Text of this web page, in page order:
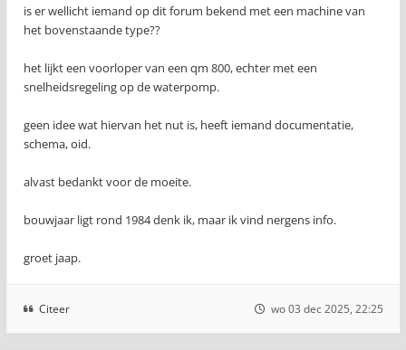
is er wellicht iemand op dit forum bekend met een machine van
het bovenstaande type??
het lijkt een voorloper van een qm 800, echter met een
snelheidsregeling op de waterpomp.
geen idee wat hiervan het nut is, heeft iemand documentatie,
schema, oid.
alvast bedankt voor de moeite.
bouwjaar ligt rond 1984 denk ik, maar ik vind nergens info.
groet jaap.
Citeer wo 03 dec 2025, 22:25